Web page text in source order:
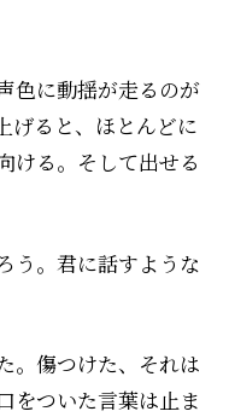
色に動揺が走るのが
げると、ほとんどに
ける。そして出せる
う。君に話すような
。傷つけた、それは
をついた言葉は止ま